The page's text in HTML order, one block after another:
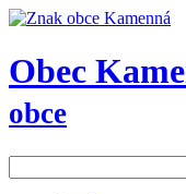
Obec
obce